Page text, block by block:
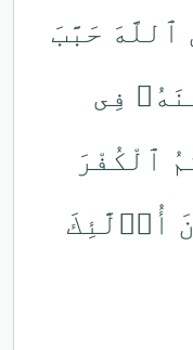
ٱللَّهَ حَبَّبَ
فِى
ٱلْكُفْرَ
أُو۟لَٰٓئِكَ